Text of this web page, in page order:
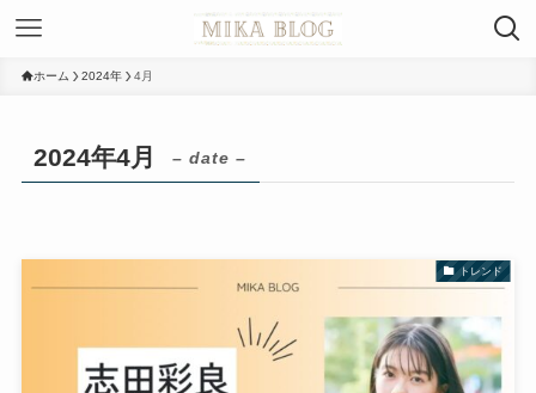
ホーム 2024年 4月
2024年4月 – date –
トレンド